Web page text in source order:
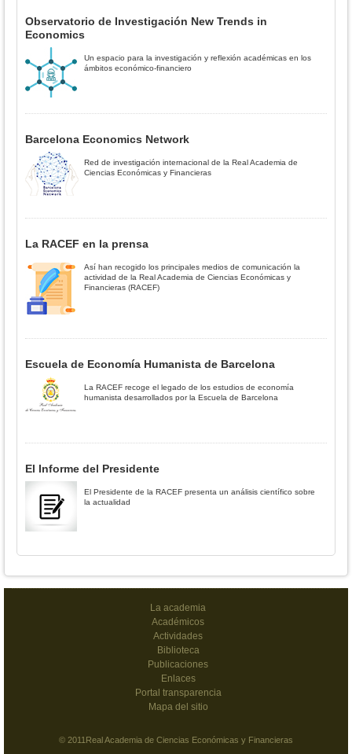
Observatorio de Investigación New Trends in
Economics
Un espacio para la investigación y reflexión académicas en los
ámbitos económico-financiero
Barcelona Economics Network
Red de investigación internacional de la Real Academia de
Ciencias Económicas y Financieras
La RACEF en la prensa
Así han recogido los principales medios de comunicación la
actividad de la Real Academia de Ciencias Económicas y
Financieras (RACEF)
Escuela de Economía Humanista de Barcelona
La RACEF recoge el legado de los estudios de economía
humanista desarrollados por la Escuela de Barcelona
El Informe del Presidente
El Presidente de la RACEF presenta un análisis científico sobre
la actualidad
La academia
Académicos
Actividades
Biblioteca
Publicaciones
Enlaces
Portal transparencia
Mapa del sitio
© 2011Real Academia de Ciencias Económicas y Financieras